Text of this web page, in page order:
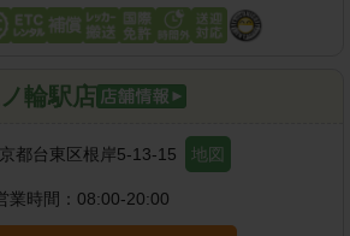
輪駅店
都台東区根岸5-13-15 地図
業時間： 08:00-20:00